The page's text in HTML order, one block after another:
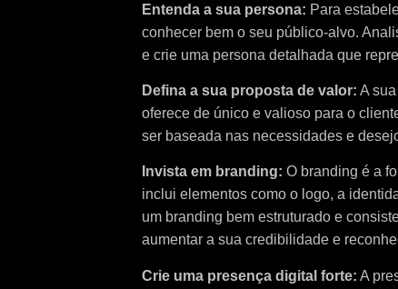
Entenda a sua persona: Para
conhecer bem o seu público-alvo.
e crie uma persona detalhada que
Defina a sua proposta de valor: A
oferece de único e valioso para o
ser baseada nas necessidades e
Invista em branding: O branding é a
inclui elementos como o logo, a
um branding bem estruturado e
aumentar a sua credibilidade e
Crie uma presença digital forte: A